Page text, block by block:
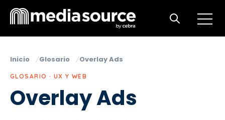
Open
Open search
Inicio Glosario Overlay Ads
GLOSARIO · UX Y WEB
Overlay Ads